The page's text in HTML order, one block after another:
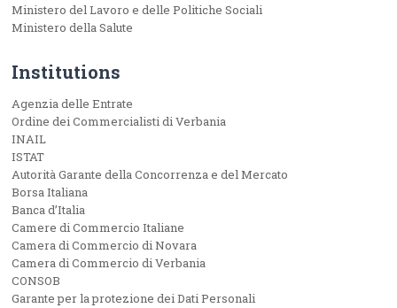
Ministero del Lavoro e delle Politiche Sociali
Ministero della Salute
Institutions
Agenzia delle Entrate
Ordine dei Commercialisti di Verbania
INAIL
ISTAT
Autorità Garante della Concorrenza e del Mercato
Borsa Italiana
Banca d’Italia
Camere di Commercio Italiane
Camera di Commercio di Novara
Camera di Commercio di Verbania
CONSOB
Garante per la protezione dei Dati Personali